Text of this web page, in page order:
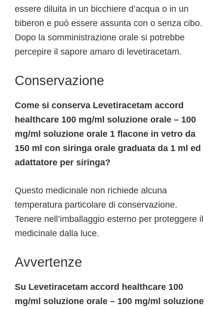
essere diluita in un bicchiere d’acqua o in un
biberon e può essere assunta con o senza cibo.
Dopo la somministrazione orale si potrebbe
percepire il sapore amaro di levetiracetam.
Conservazione
Come si conserva Levetiracetam accord
healthcare 100 mg/ml soluzione orale – 100
mg/ml soluzione orale 1 flacone in vetro da
150 ml con siringa orale graduata da 1 ml ed
adattatore per siringa?
Questo medicinale non richiede alcuna
temperatura particolare di conservazione.
Tenere nell’imballaggio esterno per proteggere il
medicinale dalla luce.
Avvertenze
Su Levetiracetam accord healthcare 100
mg/ml soluzione orale – 100 mg/ml soluzione